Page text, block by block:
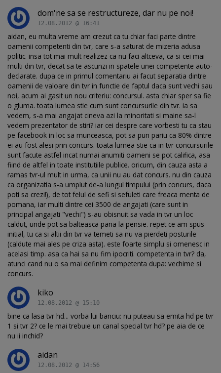
dom'ne sa se restructureze, dar nu pe noi!
12.08.2012 @ 16:41
aidan, eu multa vreme am crezut ca tu chiar faci parte dintre
oamenii competenti din tvr, care s-a saturat de mizeria adusa
politic. insa tot mai mult realizez ca nu faci altceva, ca si cei mai
multi din tvr, decat sa te ascunzi in spatele unei competente auto-
declarate. dupa ce in primul comentariu ai facut separatia dintre
oamenii de valoare din tvr in functie de faptul daca sunt vechi sau
noi, acum ai gasit un nou criteriu: concursul. asta chiar sper sa fie
o gluma. toata lumea stie cum sunt concursurile din tvr. ia sa
vedem, s-a mai angajat cineva azi la minoritati si maine sa-l
vedem prezentator de stiri? iar cei despre care vorbesti tu ca stau
pe facebook in loc sa munceasca, pot sa pun pariu ca 80% dintre
ei au fost alesi prin concurs. toata lumea stie ca in tvr concursurile
sunt facute astfel incat numai anumiti oameni se pot califica, asa
fiind de altfel in toate institutiile publice. oricum, din cauza asta a
ramas tvr-ul mult in urma, ca unii nu au dat concurs. nu din cauza
ca organizatia s-a umplut de-a lungul timpului (prin concurs, daca
poti sa crezi!), de tot felul de sefi si sefuleti care freaca menta de
pomana, iar multi dintre cei 3500 de angajati (care sunt in
principal angajati "vechi") s-au obisnuit sa vada in tvr un loc
caldut, unde pot sa balteasca pana la pensie. repet ce am spus
initial, tu ca si altii din tvr va temeti sa nu va pierdeti posturile
(caldute mai ales pe criza asta). este foarte simplu si omenesc in
acelasi timp. asa ca hai sa nu fim ipocriti. competenta in tvr? da,
atunci cand nu o sa mai definim competenta dupa: vechime si
concurs.
kiko
12.08.2012 @ 15:10
bine ca lasa tvr hd... vorba lui banciu: nu puteau sa emita hd pe tvr
1 si tvr 2? ce le mai trebuie un canal special tvr hd? pe aia de ce
nu ii inchid?
aidan
12.08.2012 @ 14:56